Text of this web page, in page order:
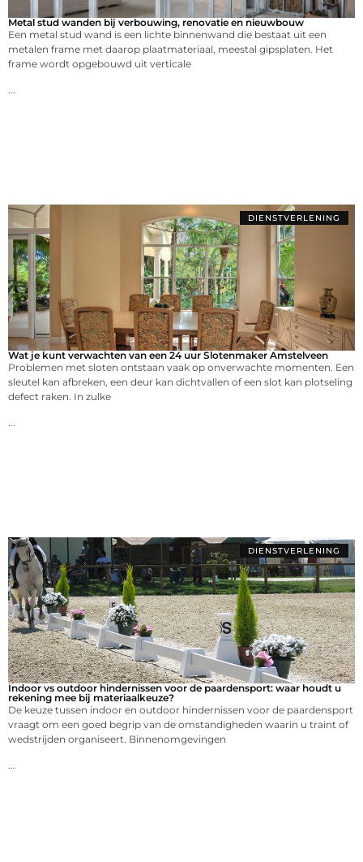
Metal stud wanden bij verbouwing, renovatie en nieuwbouw
Een metal stud wand is een lichte binnenwand die bestaat uit een
metalen frame met daarop plaatmateriaal, meestal gipsplaten. Het
frame wordt opgebouwd uit verticale
...
DIENSTVERLENING
Wat je kunt verwachten van een 24 uur Slotenmaker Amstelveen
Problemen met sloten ontstaan vaak op onverwachte momenten. Een
sleutel kan afbreken, een deur kan dichtvallen of een slot kan plotseling
defect raken. In zulke
...
DIENSTVERLENING
Indoor vs outdoor hindernissen voor de paardensport: waar houdt u
rekening mee bij materiaalkeuze?
De keuze tussen indoor en outdoor hindernissen voor de paardensport
vraagt om een goed begrip van de omstandigheden waarin u traint of
wedstrijden organiseert. Binnenomgevingen
...